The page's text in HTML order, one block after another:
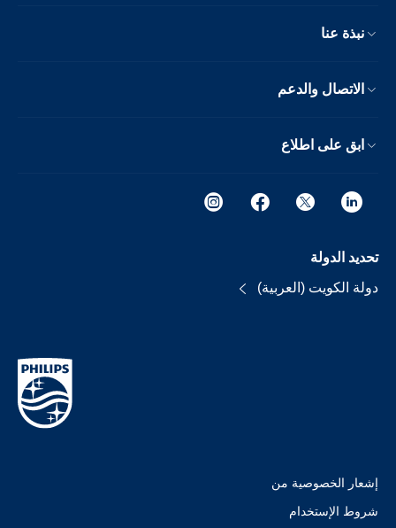
نبذة عنا
الاتصال والدعم
ابق على اطلاع
تحديد الدولة
دولة الكويت (العربية)
إشعار الخصوصية من
شروط الإستخدام